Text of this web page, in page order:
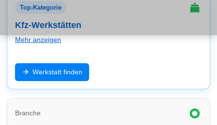
Top-Kategorie
Kfz-Werkstätten
Mehr anzeigen
Inspektion, Reparatur, Diagnose und Wartung: Finde
Werkstätten in Hilden – schnell, zuverlässig und
passend zu deinem Fahrzeug (inkl. E-Auto/Hybrid).
Werkstatt finden
Branche